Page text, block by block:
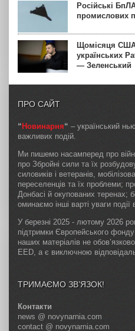
Російські
промислових
Щомісяця США
українських
— Зеленський
ПРО САЙТ
“ Новинарня“ – український
важливих подій.
Ми пишемо насамперед про
про Збройні сили та їх
силовиків і ветеранів,
переселенців та їх проблеми;
Донбасі й окупованих теренах;
оминаємо інші варті уваги події в
У березні 2025 - лютому 2026
підтримки Європейського
наших матеріалів не
EED, а є виключною
ТРИМАЄМО ЗВ’ЯЗОК!
Контакти
news @ novynarnia.com
contact @ novynarnia.com